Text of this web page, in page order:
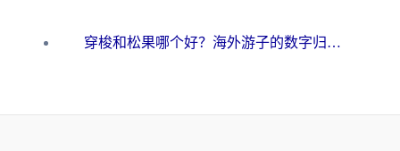
穿梭和松果哪个好？海外游子的数字归乡路，到底该怎么选